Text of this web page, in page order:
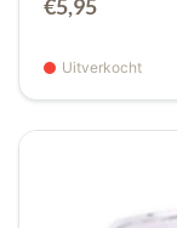
€5,95
Uitverkocht